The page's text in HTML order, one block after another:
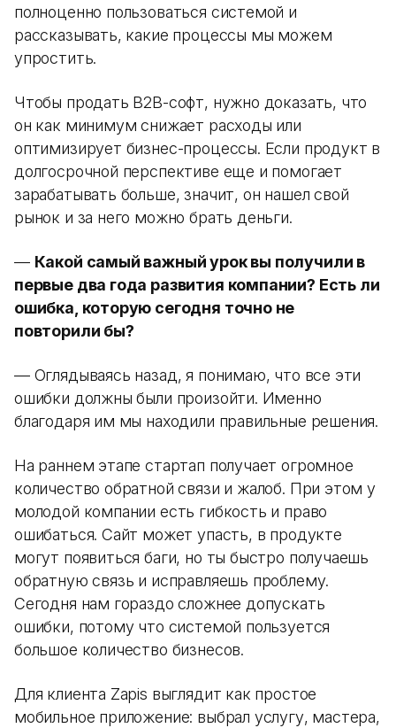
полноценно пользоваться системой и
рассказывать, какие процессы мы можем
упростить.
Чтобы продать B2B-софт, нужно доказать, что
он как минимум снижает расходы или
оптимизирует бизнес-процессы. Если продукт в
долгосрочной перспективе еще и помогает
зарабатывать больше, значит, он нашел свой
рынок и за него можно брать деньги.
— Какой самый важный урок вы получили в
первые два года развития компании? Есть ли
ошибка, которую сегодня точно не
повторили бы?
— Оглядываясь назад, я понимаю, что все эти
ошибки должны были произойти. Именно
благодаря им мы находили правильные решения.
На раннем этапе стартап получает огромное
количество обратной связи и жалоб. При этом у
молодой компании есть гибкость и право
ошибаться. Сайт может упасть, в продукте
могут появиться баги, но ты быстро получаешь
обратную связь и исправляешь проблему.
Сегодня нам гораздо сложнее допускать
ошибки, потому что системой пользуется
большое количество бизнесов.
Для клиента Zapis выглядит как простое
мобильное приложение: выбрал услугу, мастера,